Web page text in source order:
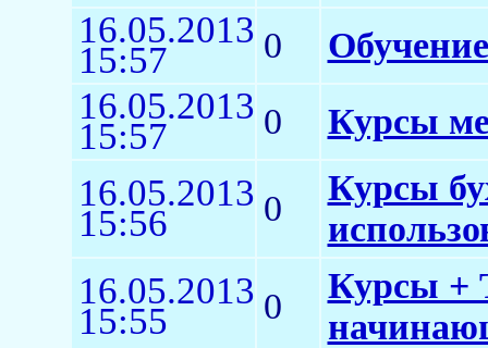
16.05.2013
15:57 0
16.05.2013
15:57 0 Курсы
16.05.2013
15:56 0
Курсы
16.05.2013
15:55 0
Курсы +